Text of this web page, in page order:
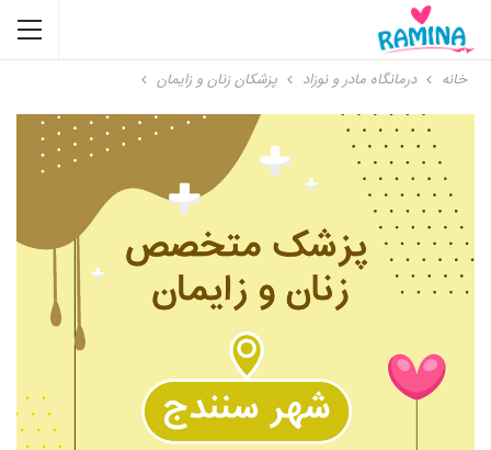
خانه درمانگاه مادر و نوزاد پزشکان زنان و زایمان